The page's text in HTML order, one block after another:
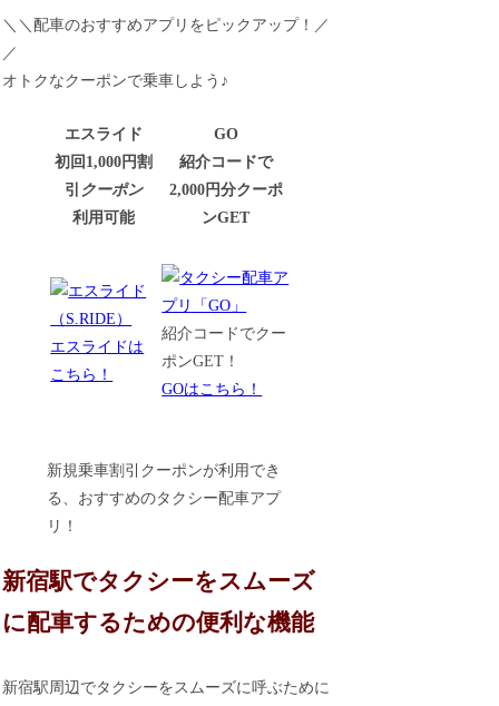
＼＼配車のおすすめアプリをピックアップ！／
／
オトクなクーポンで乗車しよう♪
エスライド
初回1,000円割
引 クーポン
利用可能
GO
紹介コードで
2,000円分クーポ
ンGET
エスライドは
こちら！
紹介コードでクー
ポンGET！
GOはこちら！
新規乗車割引クーポンが利用でき
る、おすすめのタクシー配車アプ
リ！
新宿駅でタクシーをスムーズ
に配車するための便利な機能
新宿駅周辺でタクシーをスムーズに呼ぶために